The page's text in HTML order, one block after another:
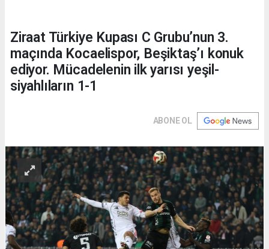
Ziraat Türkiye Kupası C Grubu’nun 3.
maçında Kocaelispor, Beşiktaş’ı konuk
ediyor. Mücadelenin ilk yarısı yeşil-
siyahlıların 1-1
ABONE OL